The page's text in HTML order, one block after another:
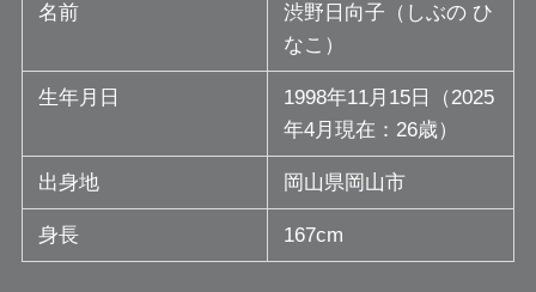
名前
渋野日向子（しぶの ひ
なこ）
生年月日
1998年11月15日（2025
年4月現在：26歳）
出身地 岡山県岡山市
身長 167cm